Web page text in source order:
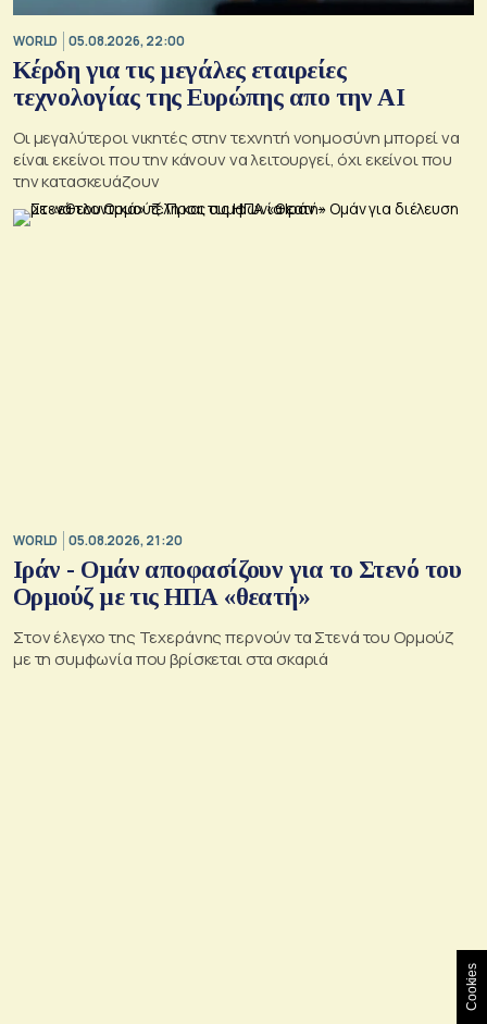
WORLD 05.08.2026, 22:00
Κέρδη για τις μεγάλες εταιρείες
τεχνολογίας της Ευρώπης απο την AI
Οι μεγαλύτεροι νικητές στην τεχνητή νοημοσύνη μπορεί να
είναι εκείνοι που την κάνουν να λειτουργεί, όχι εκείνοι που
την κατασκευάζουν
WORLD 05.08.2026, 21:20
Ιράν - Ομάν αποφασίζουν για το Στενό του
Ορμούζ με τις ΗΠΑ «θεατή»
Στον έλεγχο της Τεχεράνης περνούν τα Στενά του Ορμούζ
με τη συμφωνία που βρίσκεται στα σκαριά
Cookies